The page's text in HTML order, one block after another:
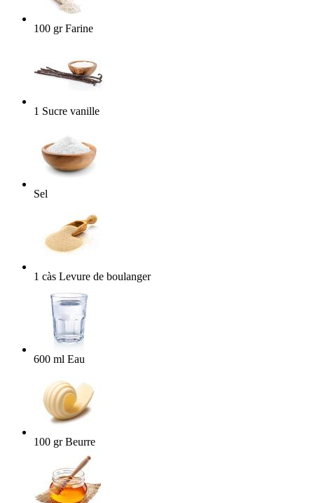
100 gr Farine
1 Sucre vanille
Sel
1 càs Levure de boulanger
600 ml Eau
100 gr Beurre